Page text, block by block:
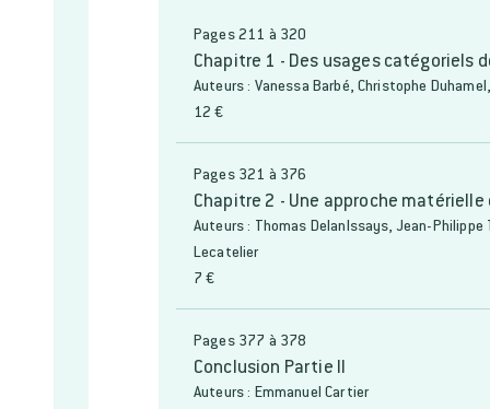
Pages 211 à 320
Chapitre 1 - Des usages catégoriels
Auteurs : Vanessa Barbé, Christophe
12 €
Pages 321 à 376
Chapitre 2 - Une approche
Auteurs : Thomas Delanlssays, Jean-
Lecatelier
7 €
Pages 377 à 378
Conclusion Partie II
Auteurs : Emmanuel Cartier